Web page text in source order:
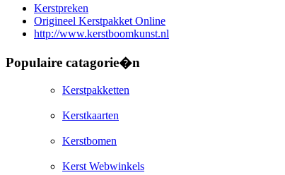
Kerstpreken
Origineel Kerstpakket Online
http://www.kerstboomkunst.nl
Populaire catagorie�n
Kerstpakketten
Kerstkaarten
Kerstbomen
Kerst Webwinkels